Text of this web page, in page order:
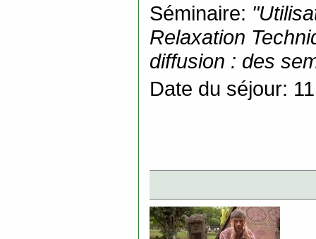
Séminaire:
Relaxation
diffusion : des
Date du séjour: